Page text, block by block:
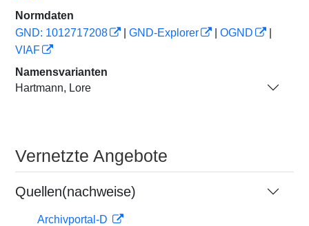
Normdaten
GND: 1012717208
GND-Explorer OGND
VIAF
Namensvarianten
Hartmann, Lore
Vernetzte Angebote
Quellen(nachweise)
Archivportal-D